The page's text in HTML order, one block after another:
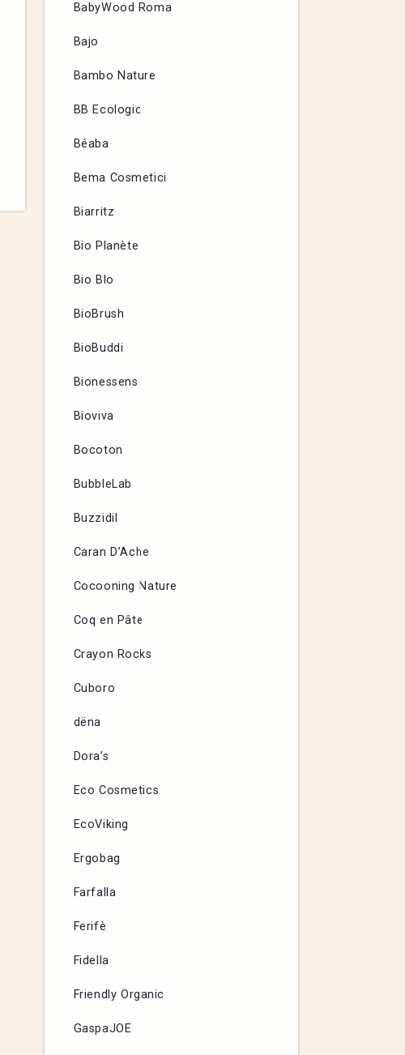
BabyWood Roma
Bajo
Bambo Nature
BB Ecologic
Béaba
Bema Cosmetici
Biarritz
Bio Planète
Bio Blo
BioBrush
BioBuddi
Bionessens
Bioviva
Bocoton
BubbleLab
Buzzidil
Caran D’Ache
Cocooning Nature
Coq en Pâte
Crayon Rocks
Cuboro
dëna
Dora’s
Eco Cosmetics
EcoViking
Ergobag
Farfalla
Ferifè
Fidella
Friendly Organic
GaspaJOE